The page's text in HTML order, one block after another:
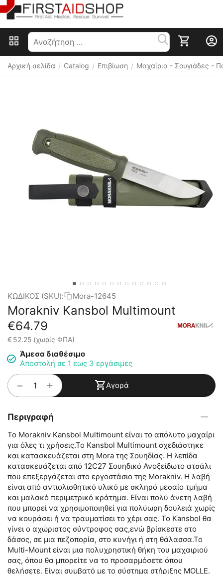
Αρχική σελίδα / Catalog / Επιβίωση / Μαχαίρια - Σουγιάδες -
ΚΩΔΙΚΟΣ (SKU): Mora-12645
Morakniv Kansbol Multimount
€64.79
€52.25 (χωρίς ΦΠΑ)
Άμεσα διαθέσιμο
Αποστολή σε 1 εως 3 εργάσιμες
+
− Αγορά
Περιγραφή
Το Morakniv Kansbol Multimount είναι το απόλυτο μαχαίρι
για όλες τι χρήσεις.Το Kansbol Multimount σχεδιάστηκε
και κατασκευάζεται στη Mora της Σουηδίας. H λεπίδα
κατασκευάζεται από 12C27 Σουηδικό Ανοξείδωτο ατσάλι
που επεξεργάζεται στο εργοστάσιο της Morakniv. Η λαβή
είναι από αντιολισθητικό υλικό με σκληρό μεσαίο τμήμα
και μαλακό περιμετρικό κράτημα. Είναι πολύ άνετη λαβή
που μπορεί να χρησιμοποιηθεί για πολύωρη δουλειά χωρίς
να κουράσει ή να τραυματίσει το χέρι σας. Το Kansbol θα
γίνει ο αχώριστος σύντροφος σας,ενώ βρίσκεστε στο
δάσος, σε μια πεζοπορία, στο κυνήγι ή στη θάλασσα.Το
Multi-Mount είναι μια πολυχρηστική θήκη του μαχαιριού
σας, όπου θα μπορείτε να το προσαρμόσετε όπου
θελήσετε. Είναι συμβατό με το σύστημα στήριξης MOLLE.